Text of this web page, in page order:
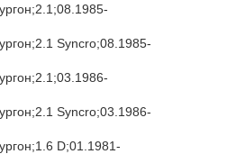
Syncro;08.1985-
Syncro;03.1986-
D;01.1981-